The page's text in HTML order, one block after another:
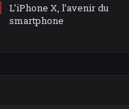
L’iPhone X, l’avenir du
smartphone